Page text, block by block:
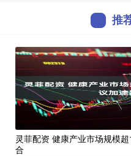
推
灵菲配资 健康产业市场规模
合